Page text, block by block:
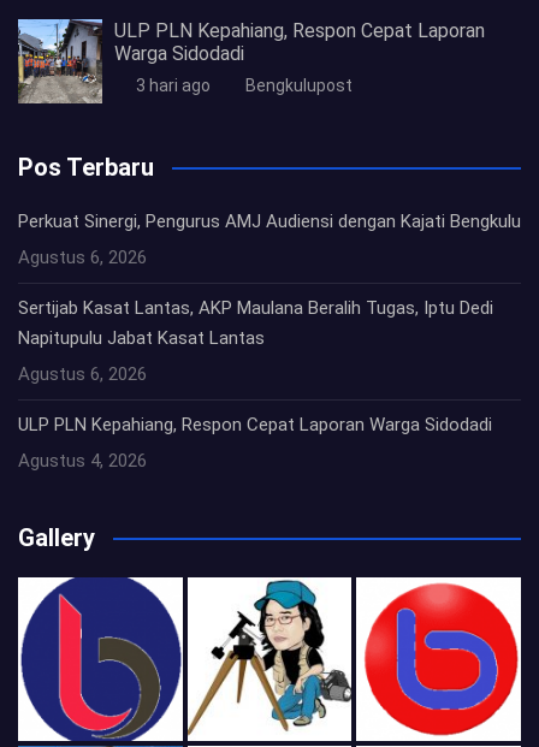
ULP PLN Kepahiang, Respon Cepat Laporan
Warga Sidodadi
3 hari ago Bengkulupost
Pos Terbaru
Perkuat Sinergi, Pengurus AMJ Audiensi dengan Kajati Bengkulu
Agustus 6, 2026
Sertijab Kasat Lantas, AKP Maulana Beralih Tugas, Iptu Dedi
Napitupulu Jabat Kasat Lantas
Agustus 6, 2026
ULP PLN Kepahiang, Respon Cepat Laporan Warga Sidodadi
Agustus 4, 2026
Gallery